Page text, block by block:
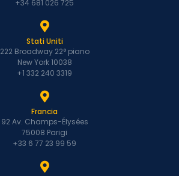
+34 681 026 725
Stati Uniti
222 Broadway 22° piano
New York 10038
+1 332 240 3319
Francia
92 Av. Champs-Élysées
75008 Parigi
+33 6 77 23 99 59